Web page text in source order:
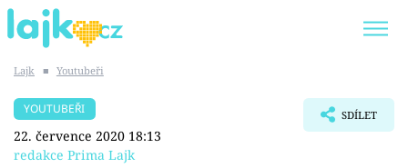
SHOPAHOLICADEL
Lajk ■ Youtubeři
YOUTUBEŘI
22. července 2020 18:13
redakce Prima Lajk
SDÍLET